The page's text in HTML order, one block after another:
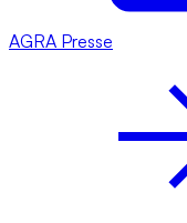
AGRA Presse